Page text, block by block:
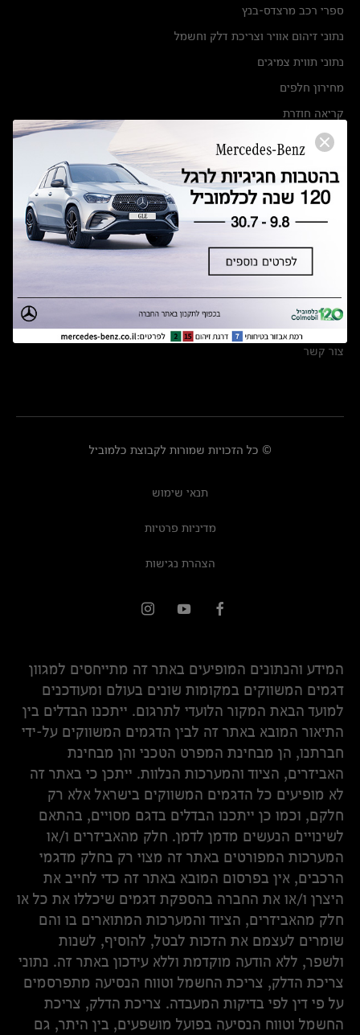
ספרי רכב מרצדס-בנץ
נתוני זיהום אוויר וצריכת דלק וחשמל
נתוני תווית צמיגים
מחירון חלפים
קריאה חוזרת
הודעה על הטבות לרכבי מרצדס בהסדר פשרה בתצ 56447-02-19
תקנון ימי מכירות 120 לכלמוביל
מצאו אותנו
אולמות תצוגה
מרכזי שירות
צור קשר
© כל הזכויות שמורות לקבוצת כלמוביל
תנאי שימוש
מדיניות פרטיות
הצהרת נגישות
המידע והנתונים המופיעים באתר זה מתייחסים למגוון
דגמים המשווקים במקומות שונים בעולם ומעודכנים
למועד הבאת המקור הלועדי לתרגום. ייתכנו הבדלים בין
התיאור המובא באתר זה לבין הדגמים המשווקים על-ידי
חברתנו, הן מבחינת המפרט הטכני והן מבחינת
האביזרים, הציוד והמערכות הנלוות. ייתכן כי באתר זה
לא מופיעים כל הדגמים המשווקים בישראל אלא רק
חלקם, וכמו כן ייתכנו הבדלים בדגם מסויים, בהתאם
לשינויים הנעשים מדמן לדמן. חלק מהאביזרים ו/או
המערכות המפורטים באתר זה מצוי רק בחלק מדגמי
הרכבים, אין בפרסום המובא באתר זה כדי לחייב את
היצרן ו/או את החברה בהספקת דגמים שיכללו את כל או
חלק מהאביזרים, הציוד והמערכות המתוארים בו והם
שומרים לעצמם את הזכות לבטל, להוסיף, לשנות
ולשפר, ללא הודעה מוקדמת וללא עידכון באתר זה. נתוני
צריכת הדלק, צריכת החשמל וטווח הנסיעה מתפרסמים
על פי דין לפי בדיקות המעבדה. צריכת הדלק, צריכת
החשמל וטווח הנסיעה בפועל מושפעים, בין היתר, גם